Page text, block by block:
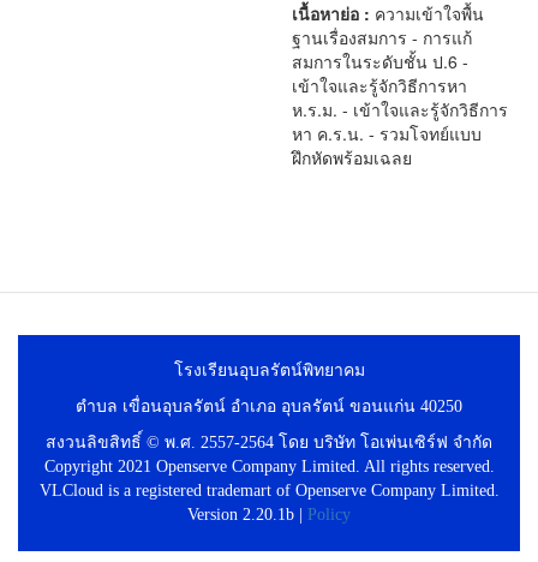
เนื้อหาย่อ : ความเข้าใจพื้น
ฐานเรื่องสมการ - การแก้
สมการในระดับชั้น ป.6 -
เข้าใจและรู้จักวิธีการหา
ห.ร.ม. - เข้าใจและรู้จักวิธีการ
หา ค.ร.น. - รวมโจทย์แบบ
ฝึกหัดพร้อมเฉลย
โรงเรียนอุบลรัตน์พิทยาคม
ตำบล เขื่อนอุบลรัตน์ อำเภอ อุบลรัตน์ ขอนแก่น 40250
สงวนลิขสิทธิ์ © พ.ศ. 2557-2564 โดย บริษัท โอเพ่นเซิร์ฟ จำกัด
Copyright 2021 Openserve Company Limited. All rights reserved.
VLCloud is a registered trademart of Openserve Company Limited.
Version 2.20.1b |
Policy